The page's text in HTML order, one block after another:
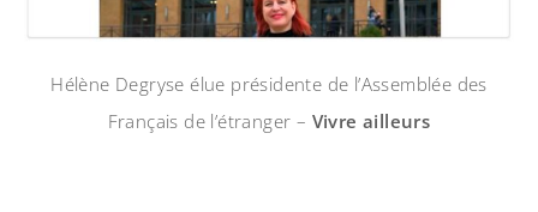
Hélène Degryse élue présidente de l’Assemblée des
Français de l’étranger – Vivre ailleurs